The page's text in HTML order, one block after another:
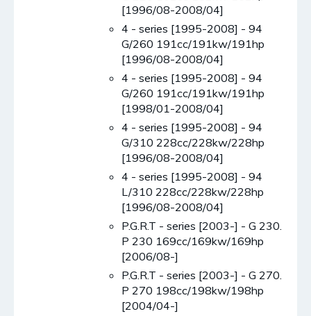
[1996/08-2008/04]
4 - series [1995-2008] - 94
G/260 191cc/191kw/191hp
[1996/08-2008/04]
4 - series [1995-2008] - 94
G/260 191cc/191kw/191hp
[1998/01-2008/04]
4 - series [1995-2008] - 94
G/310 228cc/228kw/228hp
[1996/08-2008/04]
4 - series [1995-2008] - 94
L/310 228cc/228kw/228hp
[1996/08-2008/04]
P.G.R.T - series [2003-] - G 230.
P 230 169cc/169kw/169hp
[2006/08-]
P.G.R.T - series [2003-] - G 270.
P 270 198cc/198kw/198hp
[2004/04-]